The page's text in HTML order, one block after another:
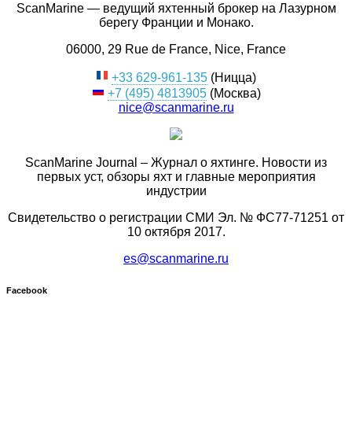
ScanMarine — ведущий яхтенный брокер на Лазурном
берегу Франции и Монако.
06000, 29 Rue de France, Nice, France
+33 629-961-135 (Ницца)
+7 (495) 4813905(Москва)
nice@scanmarine.ru
ScanMarine Journal – Журнал о яхтинге. Новости из
первых уст, обзоры яхт и главные мероприятия
индустрии
Свидетельство о регистрации СМИ Эл. № ФС77-71251 от
10 октября 2017.
es@scanmarine.ru
Facebook